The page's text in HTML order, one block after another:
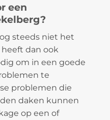
een
steeds niet het
dan ook
om in een goede
te
problemen die
daken kunnen
op een of